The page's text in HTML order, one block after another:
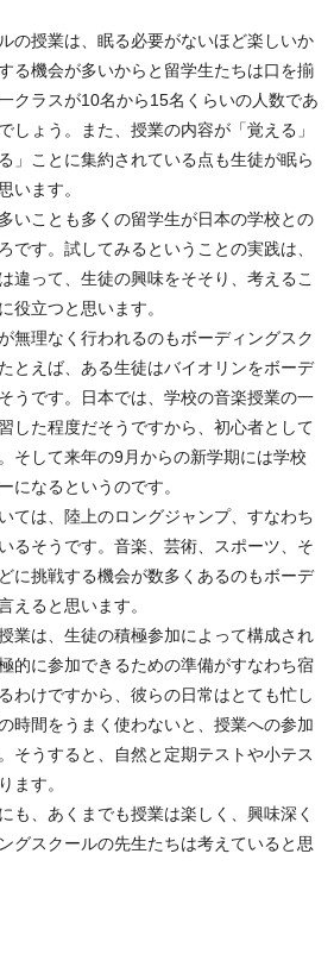
の授業は、眠る必要がないほど楽しいか
る機会が多いからと留学生たちは口を揃
クラスが10名から15名くらいの人数であ
しょう。また、授業の内容が「覚える」
」ことに集約されている点も生徒が眠ら
います。
いことも多くの留学生が日本の学校との
です。試してみるということの実践は、
違って、生徒の興味をそそり、考えるこ
役立つと思います。
無理なく行われるのもボーディングスク
とえば、ある生徒はバイオリンをボーデ
うです。日本では、学校の音楽授業の一
した程度だそうですから、初心者として
そして来年の9月からの新学期には学校
になるというのです。
ては、陸上のロングジャンプ、すなわち
るそうです。音楽、芸術、スポーツ、そ
に挑戦する機会が数多くあるのもボーデ
えると思います。
業は、生徒の積極参加によって構成され
的に参加できるための準備がすなわち宿
わけですから、彼らの日常はとても忙し
時間をうまく使わないと、授業への参加
そうすると、自然と定期テストや小テス
ます。
も、あくまでも授業は楽しく、興味深く
グスクールの先生たちは考えていると思